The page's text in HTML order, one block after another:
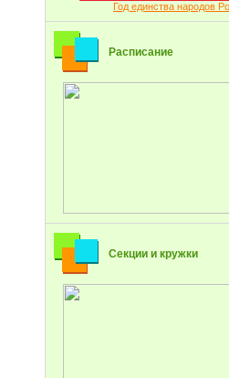
Год единства народов
Расписание
Секции и кружки